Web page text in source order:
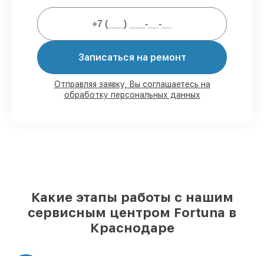
Мы гарантируем:
ремонтов закрываем в вашем
присутствии
90%запчастей Fortuna имеются на
складе в Краснодаре, остальные
Записаться на ремонт
Отправляя заявку, Вы соглашаетесь на
обработку персональных данных
Какие этапы работы с нашим
сервисным центром Fortuna в
Краснодаре